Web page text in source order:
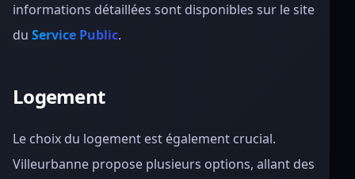
informations détaillées sont disponibles sur le site
du Service Public.
Logement
Le choix du logement est également crucial.
Villeurbanne propose plusieurs options, allant des